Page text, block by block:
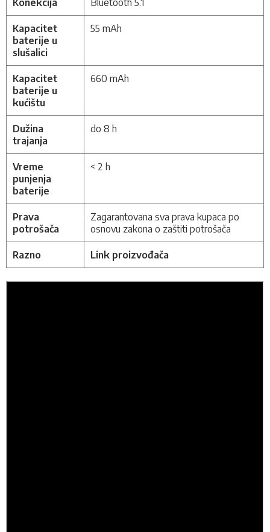
Konekcija Bluetooth 5.1
Kapacitet
baterije u
slušalici
55 mAh
Kapacitet
baterije u
kućištu
660 mAh
Dužina
trajanja
do 8 h
Vreme
punjenja
baterije
< 2 h
Prava
potrošača
Zagarantovana sva prava kupaca po
osnovu zakona o zaštiti potrošača
Razno Link proizvođača